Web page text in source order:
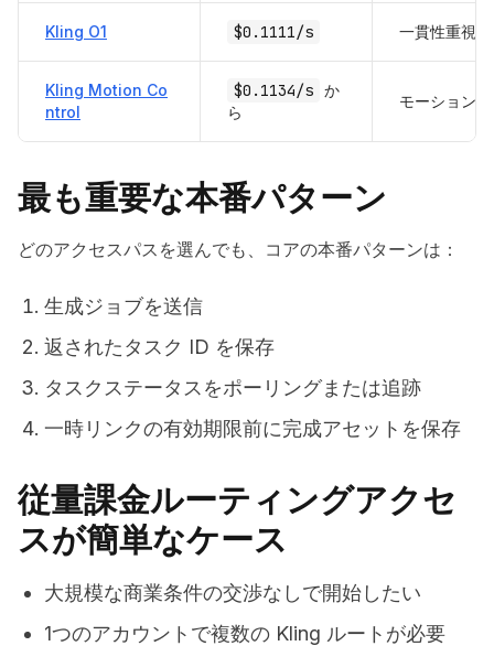
Kling O1 $0.1111/s 一貫性重視
Kling Motion Co
ntrol
$0.1134/s か
ら
モーション
最も重要な本番パターン
どのアクセスパスを選んでも、コアの本番パターンは：
生成ジョブを送信
返されたタスク ID を保存
タスクステータスをポーリングまたは追跡
一時リンクの有効期限前に完成アセットを保存
従量課金ルーティングアクセ
スが簡単なケース
大規模な商業条件の交渉なしで開始したい
1つのアカウントで複数の Kling ルートが必要